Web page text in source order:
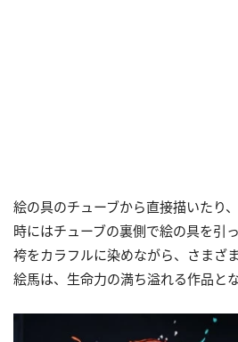
絵の具のチューブから直接描いたり
時にはチューブの裏側で絵の具を引
袴をカラフルに染めながら、さまざ
絵馬は、生命力の満ち溢れる作品と